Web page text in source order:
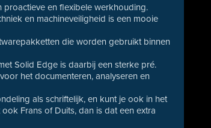
proactieve en flexibele werkhouding.
en machineveiligheid is een mooie
die worden gebruikt binnen
Solid Edge is daarbij een sterke pré.
het documenteren, analyseren en
als schriftelijk, en kunt je ook in het
Frans of Duits, dan is dat een extra